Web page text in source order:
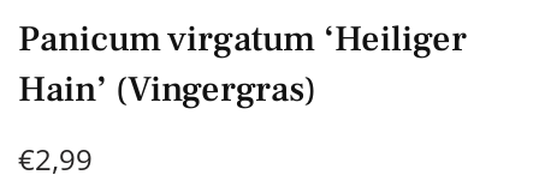
Panicum virgatum ‘Heiliger
Hain’ (Vingergras)
€2,99